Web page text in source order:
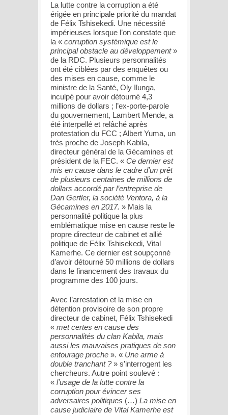
La lutte contre la corruption a été
érigée en principale priorité du mandat
de Félix Tshisekedi. Une nécessité
impérieuses lorsque l’on constate que
la « corruption systémique est le
principal obstacle au développement»
de la RDC. Plusieurs personnalités
ont été ciblées par des enquêtes ou
des mises en cause, comme le
ministre de la Santé, Oly Ilunga,
inculpé pour avoir détourné 4,3
millions de dollars ; l’ex-porte-parole
du gouvernement, Lambert Mende, a
été interpellé et relâché après
protestation du FCC ; Albert Yuma, un
très proche de Joseph Kabila,
directeur général de la Gécamines et
président de la FEC. « Ce dernier est
mis en cause dans le cadre d’un prêt
de plusieurs centaines de millions de
dollars accordé par l’entreprise de
Dan Gertler, la société Ventora, à la
Gécamines en 2017. » Mais la
personnalité politique la plus
emblématique mise en cause reste le
propre directeur de cabinet et allié
politique de Félix Tshisekedi, Vital
Kamerhe. Ce dernier est soupçonné
d’avoir détourné 50 millions de dollars
dans le financement des travaux du
programme des 100 jours.
Avec l’arrestation et la mise en
détention provisoire de son propre
directeur de cabinet, Félix Tshisekedi
« met certes en cause des
personnalités du clan Kabila, mais
aussi les mauvaises pratiques de son
entourage proche ». « Une arme à
double tranchant ?» s’interrogent les
chercheurs. Autre point soulevé :
« l’usage de la lutte contre la
corruption pour évincer ses
adversaires politiques (…) La mise en
cause judiciaire de Vital Kamerhe est